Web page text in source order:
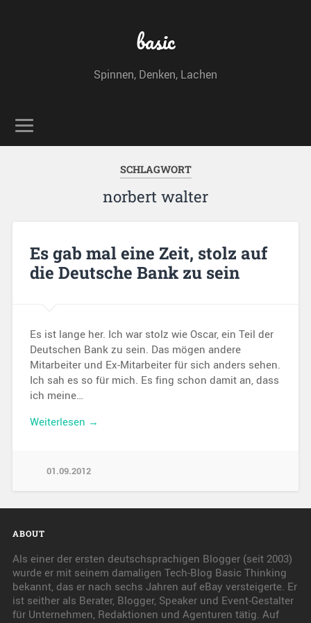
basic
Spinnen, Denken, Lachen
SCHLAGWORT
norbert walter
Es gab mal eine Zeit, stolz auf
die Deutsche Bank zu sein
Es ist lange her. Ich war stolz wie Oscar, ein Teil der
Deutschen Bank zu sein. Das mögen andere
Mitarbeiter und Ex-Mitarbeiter für sich anders sehen.
Ich sah es so für mich. Es fing schon damit an, dass
ich meine…
Weiterlesen →
01.09.2012
ABOUT
Als einer der ersten deutschsprachigen Blogger (seit 2003)
wurde er mit seinem damaligen Tech-Blog Basic Thinking
bekannt, das er nach sechs Jahren auf eBay versteigerte. Er
ist seither als Berater, Blogger, Speaker und Event-Gestalter
für Unternehmen, Redaktionen und Agenturen tätig. Auf